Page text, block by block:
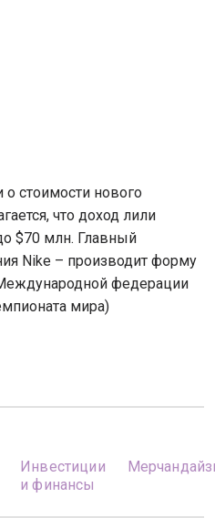
стоимости нового
что доход лили
$70 млн. Главный
Nike – производит форму
федерации
мира)
Инвестиции
и финансы